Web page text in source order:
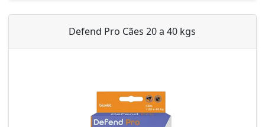
Defend Pro Cães 20 a 40 kgs